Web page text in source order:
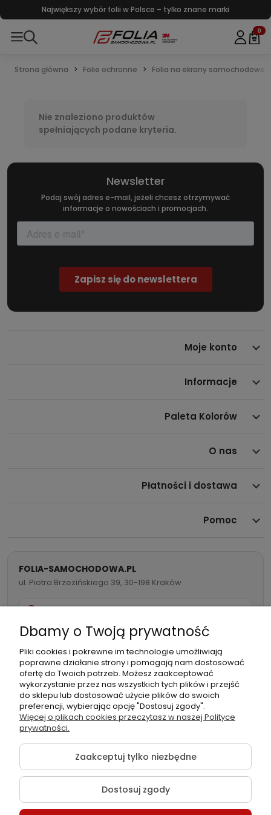
Największy wybór folii w Polsce – tylko znane marki
0
Strona główna Folie ochronne Folia na ekrany samochodowe
Nie znaleziono produktów
spełniających podane kryteria.
Newsletter
Podaj swój adres e-mail, jeżeli chcesz otrzymywać
informacje o nowościach i promocjach.
Moje konto
Informacje
Paleta Kolorów
O nas
Płatności i dostawa
Pomoc
FOLIA-SAMOCHODOWA.PL
ul. Piotra Brzezińskiego 39, 30-198 Kraków
732 082 998
info@folia-samochodowa.pl
Podmiot
odpowiedzialny:
Folia samochodowa Zachariasz
Sp.k.
Dbamy o Twoją prywatność
Pliki cookies i pokrewne im technologie umożliwiają
poprawne działanie strony i pomagają nam dostosować
ofertę do Twoich potrzeb. Możesz zaakceptować
wykorzystanie przez nas wszystkich tych plików i przejść
do sklepu lub dostosować użycie plików do swoich
preferencji, wybierając opcję "Dostosuj zgody".
Więcej o plikach cookies przeczytasz w naszej Polityce
prywatności.
Zaakceptuj tylko niezbędne
Dostosuj zgody